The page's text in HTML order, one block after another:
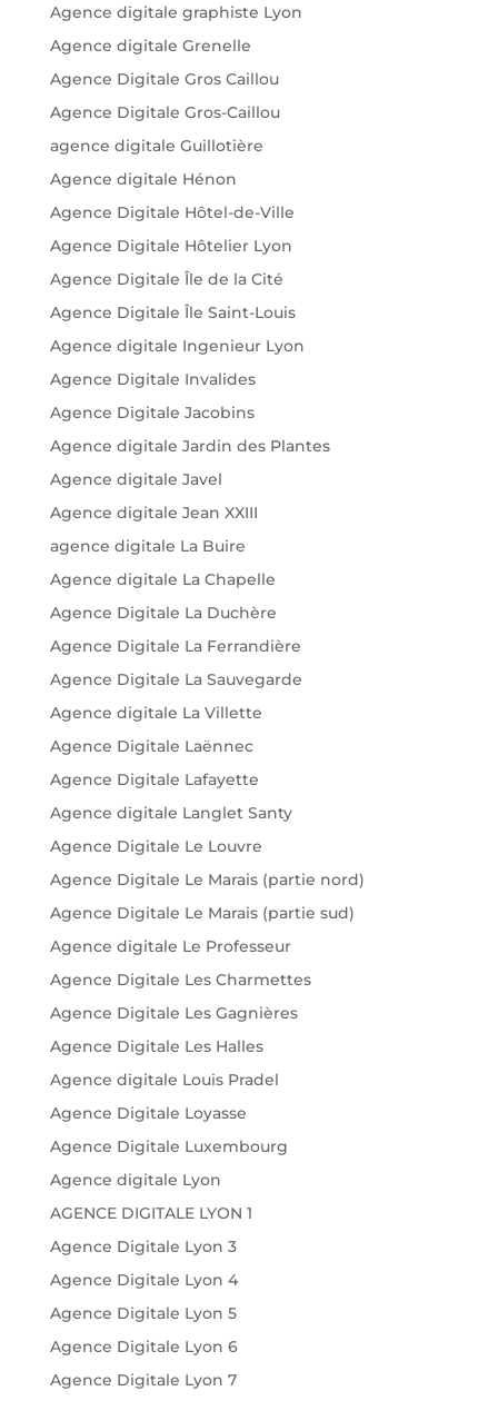
Agence digitale graphiste Lyon
Agence digitale Grenelle
Agence Digitale Gros Caillou
Agence Digitale Gros-Caillou
agence digitale Guillotière
Agence digitale Hénon
Agence Digitale Hôtel-de-Ville
Agence Digitale Hôtelier Lyon
Agence Digitale Île de la Cité
Agence Digitale Île Saint-Louis
Agence digitale Ingenieur Lyon
Agence Digitale Invalides
Agence Digitale Jacobins
Agence digitale Jardin des Plantes
Agence digitale Javel
Agence digitale Jean XXIII
agence digitale La Buire
Agence digitale La Chapelle
Agence Digitale La Duchère
Agence Digitale La Ferrandière
Agence Digitale La Sauvegarde
Agence digitale La Villette
Agence Digitale Laënnec
Agence Digitale Lafayette
Agence digitale Langlet Santy
Agence Digitale Le Louvre
Agence Digitale Le Marais (partie nord)
Agence Digitale Le Marais (partie sud)
Agence digitale Le Professeur
Agence Digitale Les Charmettes
Agence Digitale Les Gagnières
Agence Digitale Les Halles
Agence digitale Louis Pradel
Agence Digitale Loyasse
Agence Digitale Luxembourg
Agence digitale Lyon
AGENCE DIGITALE LYON 1
Agence Digitale Lyon 3
Agence Digitale Lyon 4
Agence Digitale Lyon 5
Agence Digitale Lyon 6
Agence Digitale Lyon 7